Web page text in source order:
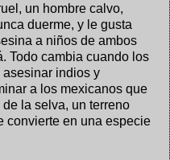
un hombre calvo,
duerme, y le gusta
a niños de ambos
Todo cambia cuando los
indios y
a los mexicanos que
la selva, un terreno
convierte en una especie